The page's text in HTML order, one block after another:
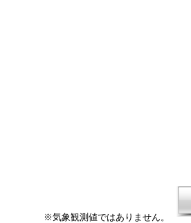
※気象観測値ではありません。